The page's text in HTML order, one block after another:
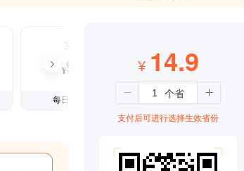
3个月
¥99
每日仅1.08元
¥ 14.9
支付后可进行选择生效省份